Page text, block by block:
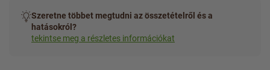
Szeretne többet megtudni az összetételről és a
hatásokról?
tekintse meg a részletes információkat